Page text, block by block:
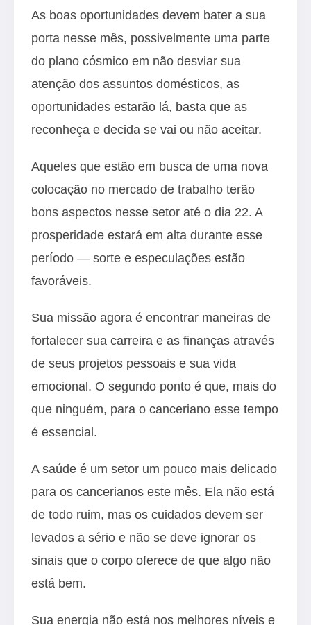
As boas oportunidades devem bater a sua
porta nesse mês, possivelmente uma parte
do plano cósmico em não desviar sua
atenção dos assuntos domésticos, as
oportunidades estarão lá, basta que as
reconheça e decida se vai ou não aceitar.
Aqueles que estão em busca de uma nova
colocação no mercado de trabalho terão
bons aspectos nesse setor até o dia 22. A
prosperidade estará em alta durante esse
período — sorte e especulações estão
favoráveis.
Sua missão agora é encontrar maneiras de
fortalecer sua carreira e as finanças através
de seus projetos pessoais e sua vida
emocional. O segundo ponto é que, mais do
que ninguém, para o canceriano esse tempo
é essencial.
A saúde é um setor um pouco mais delicado
para os cancerianos este mês. Ela não está
de todo ruim, mas os cuidados devem ser
levados a sério e não se deve ignorar os
sinais que o corpo oferece de que algo não
está bem.
Sua energia não está nos melhores níveis e